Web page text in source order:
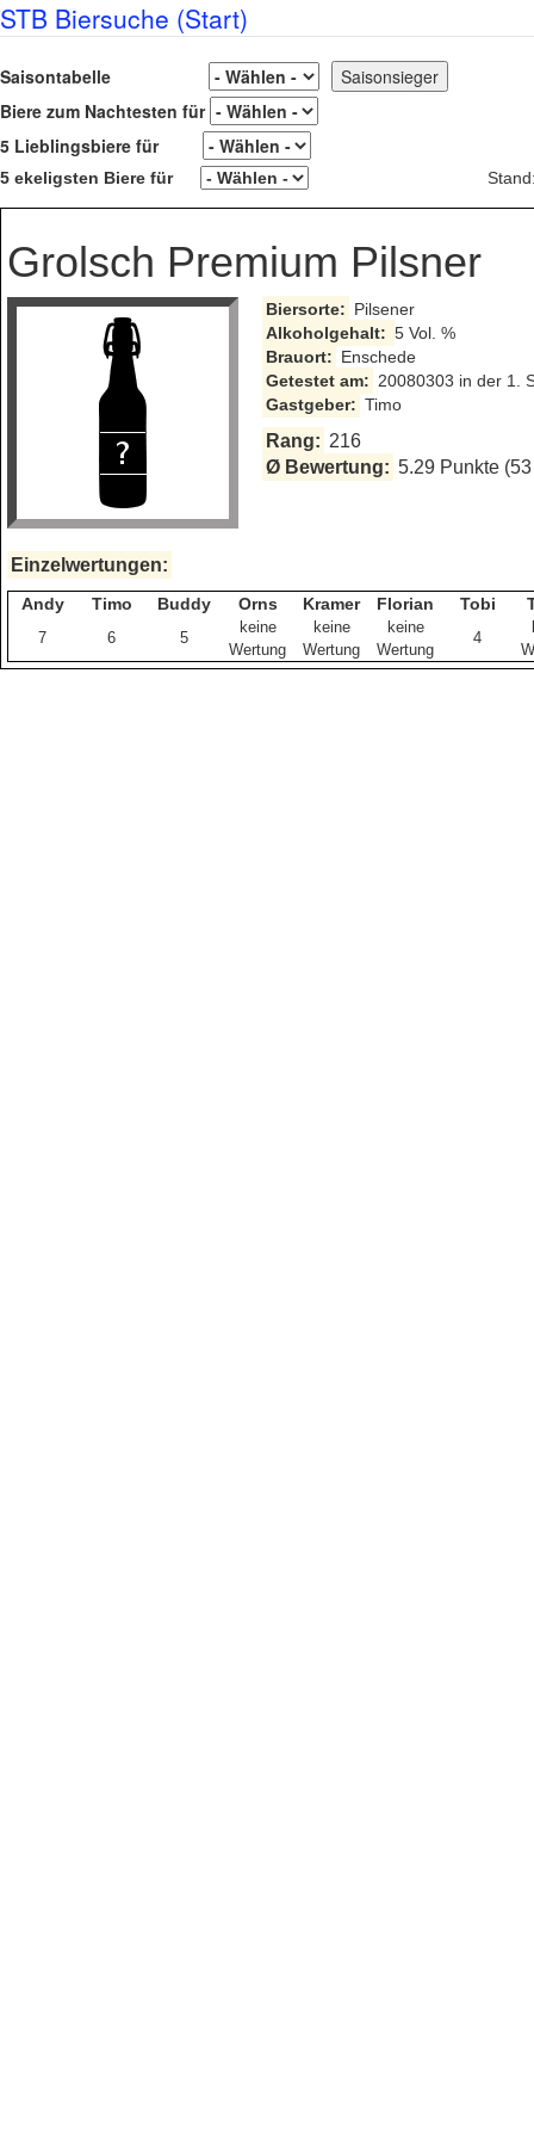
STB Biersuche (Start)
Saisontabelle
Biere zum Nachtesten für
5 Lieblingsbiere für
5 ekeligsten Biere für
Grolsch Premium Pilsner
Biersorte: Pilsener
Alkoholgehalt: 5 Vol. %
Brauort: Enschede
Getestet am: 20080303 in der 1.
Gastgeber: Timo
Rang: 216
Ø Bewertung: 5.29 Punkte
Einzelwertungen:
Andy Timo Buddy Orns Kramer Florian Tobi
7 6 5
keine
Wertung
keine
Wertung
keine
Wertung
4